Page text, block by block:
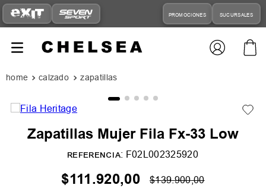
PROMOCIONES SUCURSALES
calzado zapatillas
Zapatillas Mujer Fila Fx-33 Low
REFERENCIA: F02L002325920
$111.920,00 $139.900,00